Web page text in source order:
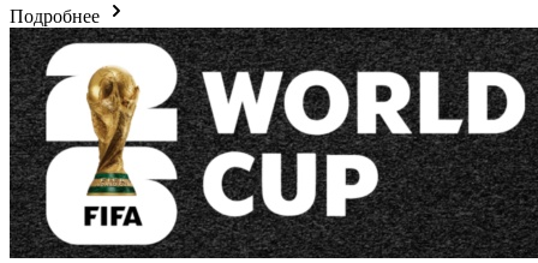
Подробнее